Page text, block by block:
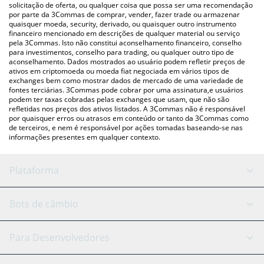
acima para verificar o último preço de FATGF nas principais
moedas fiat e criptográficas.
solicitação de oferta, ou qualquer coisa que possa ser uma recomendação
por parte da 3Commas de comprar, vender, fazer trade ou armazenar
quaisquer moeda, security, derivado, ou quaisquer outro instrumento
financeiro mencionado em descrições de qualquer material ou serviço
pela 3Commas. Isto não constitui aconselhamento financeiro, conselho
para investimentos, conselho para trading, ou qualquer outro tipo de
aconselhamento. Dados mostrados ao usuário podem refletir preços de
ativos em criptomoeda ou moeda fiat negociada em vários tipos de
exchanges bem como mostrar dados de mercado de uma variedade de
fontes terciárias. 3Commas pode cobrar por uma assinatura,e usuários
podem ter taxas cobradas pelas exchanges que usam, que não são
refletidas nos preços dos ativos listados. A 3Commas não é responsável
por quaisquer erros ou atrasos em conteúdo or tanto da 3Commas como
de terceiros, e nem é responsável por ações tomadas baseando-se nas
informações presentes em qualquer contexto.
Plataforma
Bot GRID
Signal Bot
Assistente de IA
Bots de câmbio
Binance
Para Desenvolvedores